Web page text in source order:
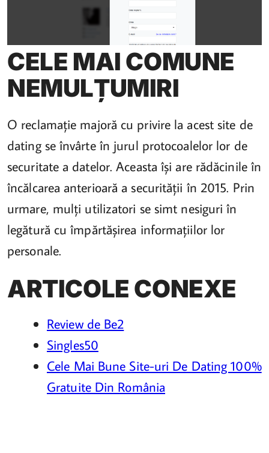
CELE MAI COMUNE
NEMULȚUMIRI
O reclamație majoră cu privire la acest site de
dating se învârte în jurul protocoalelor lor de
securitate a datelor. Aceasta își are rădăcinile în
încălcarea anterioară a securității în 2015. Prin
urmare, mulți utilizatori se simt nesiguri în
legătură cu împărtășirea informațiilor lor
personale.
ARTICOLE CONEXE
Review de Be2
Singles50
Cele Mai Bune Site-uri De Dating 100%
Gratuite Din România